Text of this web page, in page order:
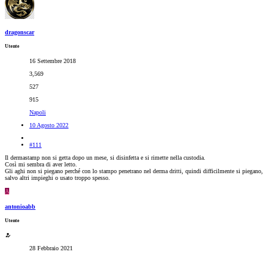
dragonscar
Utente
16 Settembre 2018
3,569
527
915
Napoli
10 Agosto 2022
#111
Il dermastamp non si getta dopo un mese, si disinfetta e si rimette nella custodia.
Così mi sembra di aver letto.
Gli aghi non si piegano perché con lo stampo penetrano nel derma dritti, quindi difficilmente si piegano,
salvo altri impieghi o usato troppo spesso.
A
antonioabb
Utente
28 Febbraio 2021